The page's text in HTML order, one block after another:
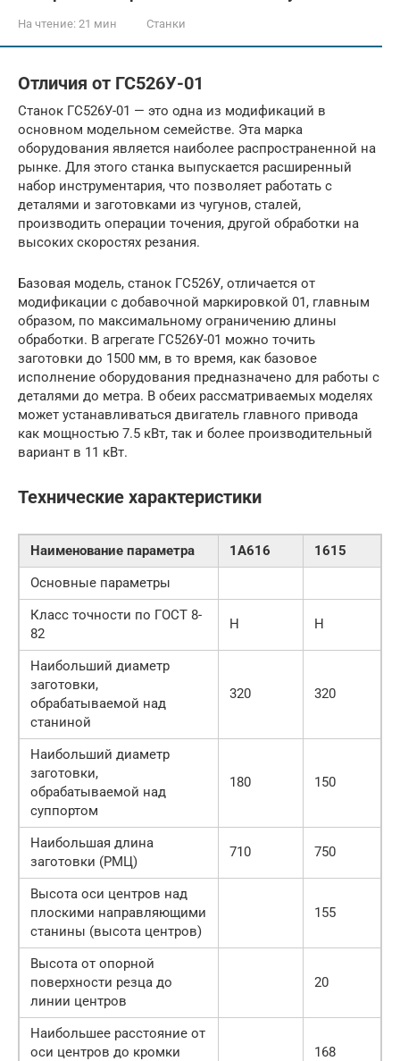
На чтение: 21 мин Станки
Отличия от ГС526У-01
Станок ГС526У-01 — это одна из модификаций в
основном модельном семействе. Эта марка
оборудования является наиболее распространенной на
рынке. Для этого станка выпускается расширенный
набор инструментария, что позволяет работать с
деталями и заготовками из чугунов, сталей,
производить операции точения, другой обработки на
высоких скоростях резания.
Базовая модель, станок ГС526У, отличается от
модификации с добавочной маркировкой 01, главным
образом, по максимальному ограничению длины
обработки. В агрегате ГС526У-01 можно точить
заготовки до 1500 мм, в то время, как базовое
исполнение оборудования предназначено для работы с
деталями до метра. В обеих рассматриваемых моделях
может устанавливаться двигатель главного привода
как мощностью 7.5 кВт, так и более производительный
вариант в 11 кВт.
Технические характеристики
Наименование параметра 1А616
1615
Основные параметры
Класс точности по ГОСТ 8-
82
Н Н
Наибольший диаметр
заготовки,
обрабатываемой над
станиной
320 320
Наибольший диаметр
заготовки,
обрабатываемой над
суппортом
180 150
Наибольшая длина
заготовки (РМЦ)
710 750
Высота оси центров над
плоскими направляющими
станины (высота центров)
155
Высота от опорной
поверхности резца до
линии центров
20
Наибольшее расстояние от
оси центров до кромки
168